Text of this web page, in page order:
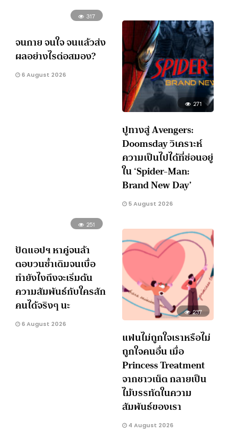
317
จนกาย จนใจ จนแล้วส่ง
ผลอย่างไรต่อสมอง?
6 August 2026
271
ปูทางสู่ Avengers:
Doomsday วิเคราะห์
ความเป็นไปได้ที่ซ่อนอยู่
ใน ‘Spider-Man:
Brand New Day’
5 August 2026
251
ปัดแอปฯ หาคู่จนล้า
ตอบวนซ้ำเดิมจนเบื่อ
ทำยังไงถึงจะเริ่มต้น
ความสัมพันธ์กับใครสัก
คนได้จริงๆ นะ
6 August 2026
237
แฟนไม่ถูกใจเราหรือไม่
ถูกใจคนอื่น เมื่อ
Princess Treatment
จากชาวเน็ต กลายเป็น
ไม้บรรทัดในความ
สัมพันธ์ของเรา
4 August 2026